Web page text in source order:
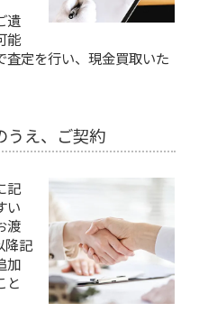
遺
能
査定を行い、現金買取いた
うえ、ご契約
記
い
渡
降記
加
と